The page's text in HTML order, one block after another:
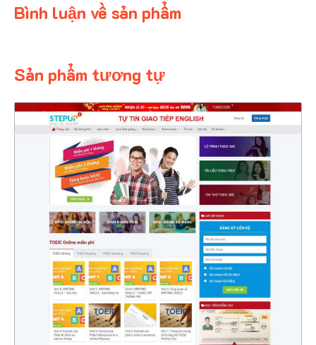
Bình luận về sản phẩm
Sản phẩm tương tự
4492
CHI TIẾT